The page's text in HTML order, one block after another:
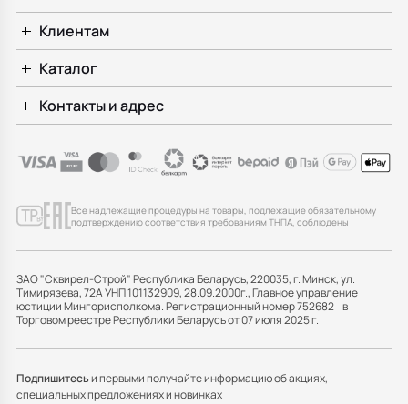
Клиентам
Каталог
Контакты и адрес
Все надлежащие процедуры на товары, подлежащие обязательному
подтверждению соответствия требованиям ТНПА, соблюдены
ЗАО "Сквирел-Строй" Республика Беларусь, 220035, г. Минск, ул.
Тимирязева, 72А УНП 101132909, 28.09.2000г., Главное управление
юстиции Мингорисполкома. Регистрационный номер 752682 в
Торговом реестре Республики Беларусь от 07 июля 2025 г.
Подпишитесьи первыми получайте информацию об акциях,
специальных предложениях и новинках